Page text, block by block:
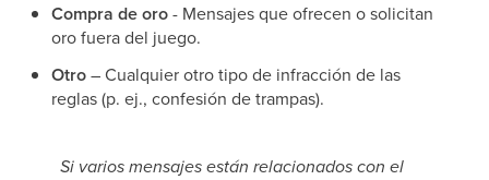
Compra de oro- Mensajes que ofrecen o solicitan
oro fuera del juego.
Otro– Cualquier otro tipo de infracción de las
reglas (p. ej., confesión de trampas).
Si varios mensajes están relacionados con el